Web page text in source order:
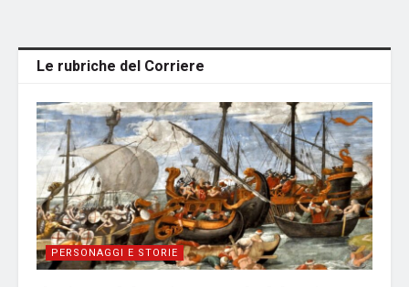
Le rubriche del Corriere
PERSONAGGI E STORIE